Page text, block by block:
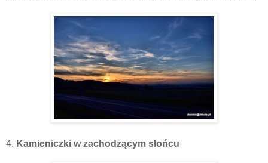
4. Kamieniczki w zachodzącym słońcu